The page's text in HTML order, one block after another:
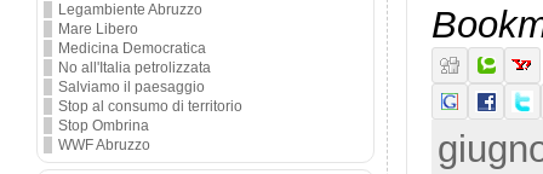
Legambiente Abruzzo
Mare Libero
Medicina Democratica
No all'Italia petrolizzata
Salviamo il paesaggio
Stop al consumo di territorio
Stop Ombrina
WWF Abruzzo